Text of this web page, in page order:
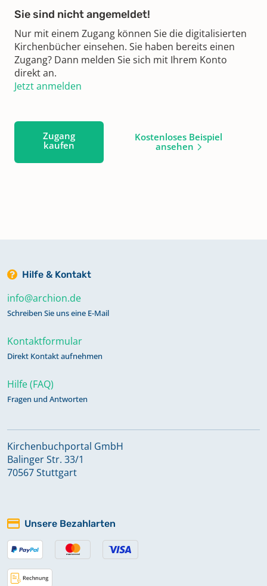
Sie sind nicht angemeldet!
Nur mit einem Zugang können Sie die digitalisierten
Kirchenbücher einsehen. Sie haben bereits einen
Zugang? Dann melden Sie sich mit Ihrem Konto
direkt an.
Jetzt anmelden
Zugang
kaufen
Kostenloses Beispiel
ansehen
Hilfe & Kontakt
info@archion.de
Schreiben Sie uns eine E-Mail
Kontaktformular
Direkt Kontakt aufnehmen
Hilfe (FAQ)
Fragen und Antworten
Kirchenbuchportal GmbH
Balinger Str. 33/1
70567 Stuttgart
Unsere Bezahlarten